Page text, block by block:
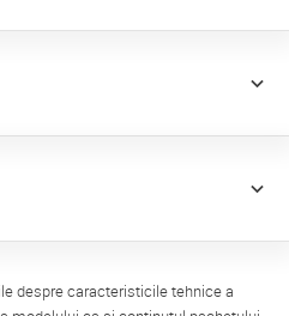
despre caracteristicile tehnice a